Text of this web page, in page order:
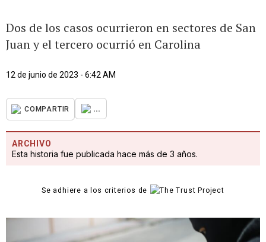
Dos de los casos ocurrieron en sectores de San
Juan y el tercero ocurrió en Carolina
12 de junio de 2023 - 6:42 AM
COMPARTIR ...
ARCHIVO
Esta historia fue publicada hace más de 3 años.
Se adhiere a los criterios de